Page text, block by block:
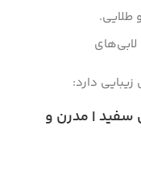
طلایی.
دارد:
سفید | مدرن و